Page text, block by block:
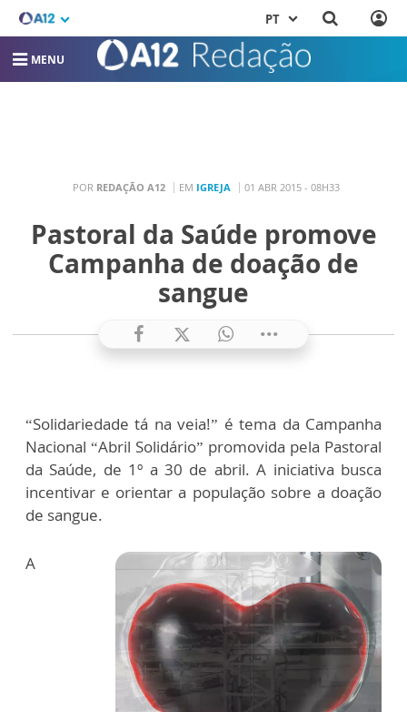
PT
MENU
POR REDAÇÃO A12 EM IGREJA 01 ABR 2015 - 08H33
Pastoral da Saúde promove
Campanha de doação de
sangue
“Solidariedade tá na veia!” é tema da Campanha
Nacional “Abril Solidário” promovida pela Pastoral
da Saúde, de 1º a 30 de abril. A iniciativa busca
incentivar e orientar a população sobre a doação
de sangue.
A